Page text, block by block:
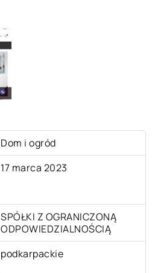
Dom i ogród
17 marca 2023
SPÓŁKI Z OGRANICZONĄ
ODPOWIEDZIALNOŚCIĄ
podkarpackie